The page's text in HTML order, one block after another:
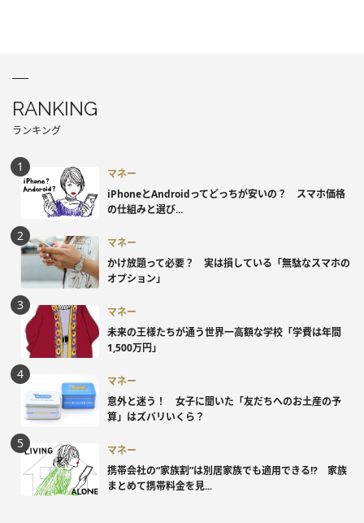
RANKING
ランキング
マネー
iPhoneとAndroidってどっちが安いの？ スマホ価格
の仕組みと選び...
マネー
かけ放題って必要？ 実は損している「無駄なスマホの
オプション」
マネー
未来の王様たちが通う世界一高額な学校「学費は年間
1,500万円」
マネー
意外と迷う！ 女子に聞いた「友だちへのお土産の予
算」はズバリいくら？
マネー
携帯会社の“家族割”は別居家族でも適用できる!? 家族
まとめて携帯料金を見...